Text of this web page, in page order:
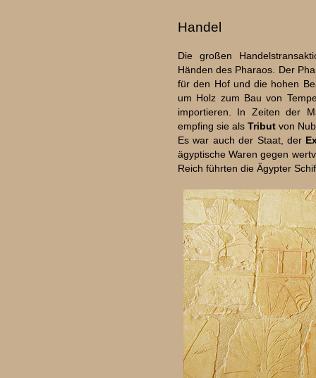
Handel
Die großen
Händen des Pharaos. Der
für den Hof und die hohen
um Holz zum Bau von
importieren. In Zeiten der
empfing sie als Tribut von
Es war auch der Staat, der
ägyptische Waren gegen
Reich führten die Ägypter